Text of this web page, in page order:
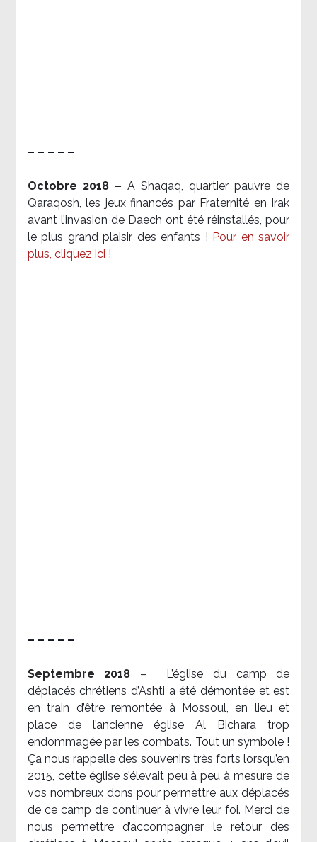
– – – – –
Octobre 2018 – A Shaqaq, quartier pauvre de
Qaraqosh, les jeux financés par Fraternité en Irak​
avant l’invasion de Daech ont été réinstallés, pour
le plus grand plaisir des enfants ! Pour en savoir
plus, cliquez ici !
– – – – –
Septembre 2018 –
L’église du camp de
déplacés chrétiens d’Ashti a été démontée et est
en train d’être remontée à Mossoul, en lieu et
place de l’ancienne église Al Bichara trop
endommagée par les combats. Tout un symbole !
Ça nous rappelle des souvenirs très forts lorsqu’en
2015, cette église s’élevait peu à peu à mesure de
vos nombreux dons pour permettre aux déplacés
de ce camp de continuer à vivre leur foi. Merci de
nous permettre d’accompagner le retour des